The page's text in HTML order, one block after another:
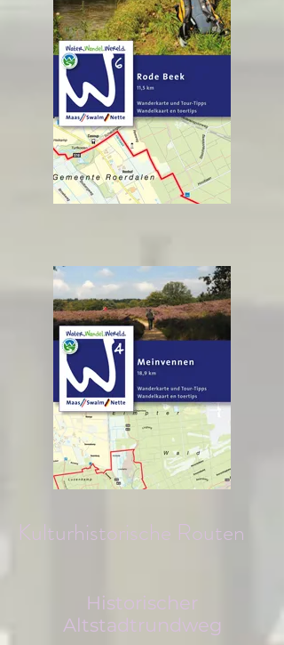
Kulturhistorische Routen
Historischer
Altstadtrundweg